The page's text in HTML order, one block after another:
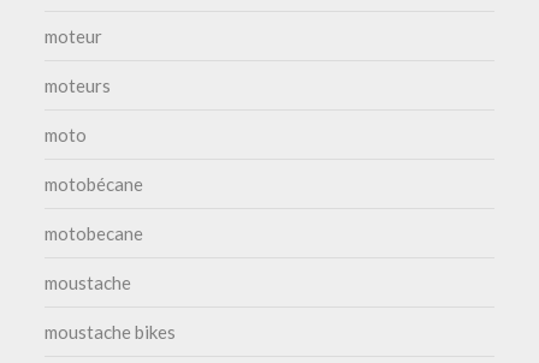
moteur
moteurs
moto
motobécane
motobecane
moustache
moustache bikes